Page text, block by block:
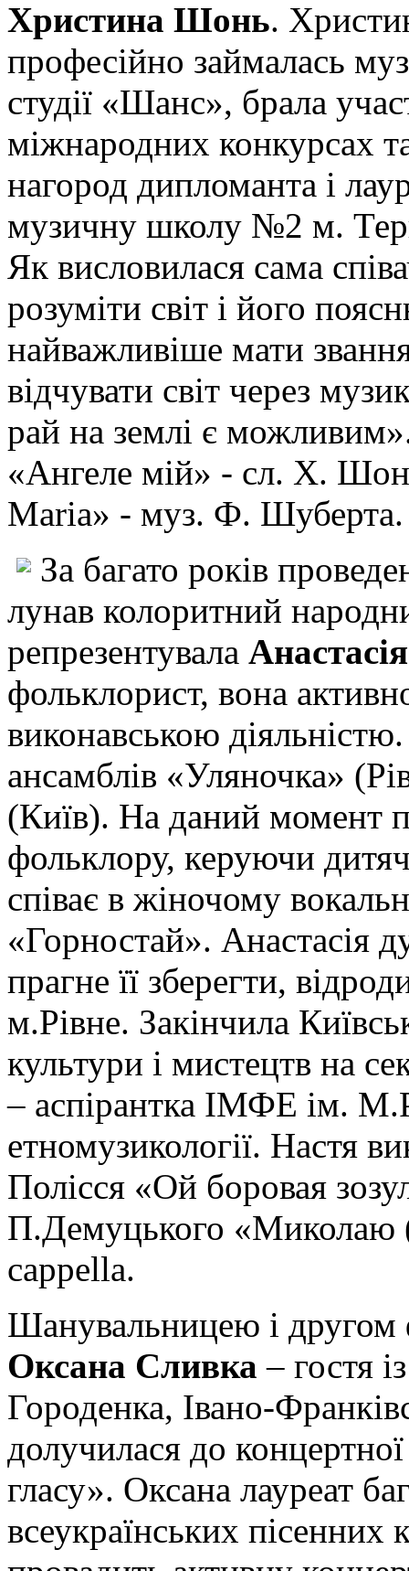
Христина Шонь.
професійно займалась
студії «Шанс», брала
міжнародних конкурсах
нагород дипломанта і
музичну школу №2 м.
Як висловилася сама
розуміти світ і його
найважливіше мати
відчувати світ через
рай на землі є
«Ангеле мій» - сл. Х.
Maria» - муз. Ф. Шуберта.
За багато років
лунав колоритний
репрезентувала
фольклорист, вона
виконавською
ансамблів «Уляночка»
(Київ). На даний момент
фольклору, керуючи
співає в жіночому
«Горностай». Анастасія
прагне її зберегти,
м.Рівне. Закінчила
культури і мистецтв на
– аспірантка ІМФЕ ім.
етномузикології. Настя
Полісся «Ой боровая
П.Демуцького «Миколаю
cappella.
Шанувальницею і другом
Оксана Сливка – гостя
Городенка, Івано-
долучилася до
гласу». Оксана лауреат
всеукраїнських пісенних